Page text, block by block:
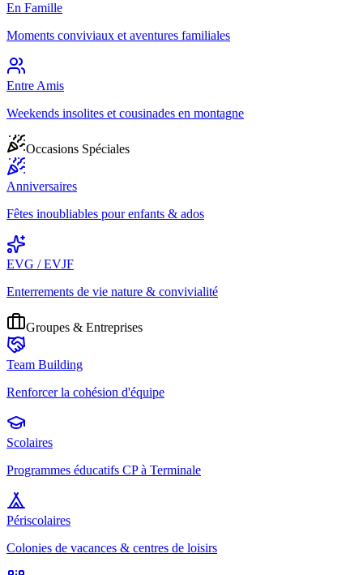
En Famille
Moments conviviaux et aventures familiales
Entre Amis
Weekends insolites et cousinades en montagne
Occasions Spéciales
Anniversaires
Fêtes inoubliables pour enfants & ados
EVG / EVJF
Enterrements de vie nature & convivialité
Groupes & Entreprises
Team Building
Renforcer la cohésion d'équipe
Scolaires
Programmes éducatifs CP à Terminale
Périscolaires
Colonies de vacances & centres de loisirs